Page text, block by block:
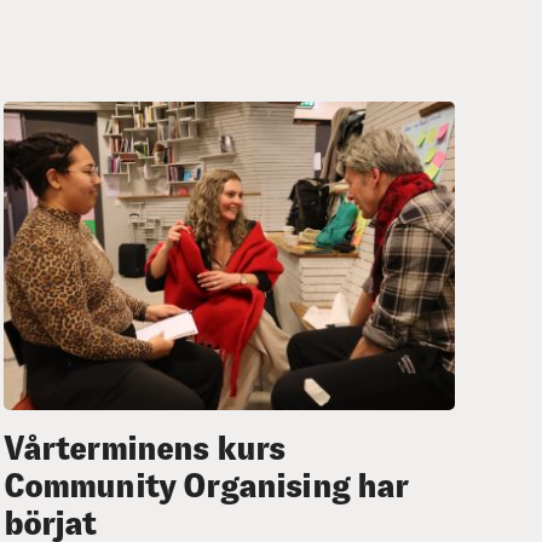
Vårterminens kurs
Community Organising har
börjat